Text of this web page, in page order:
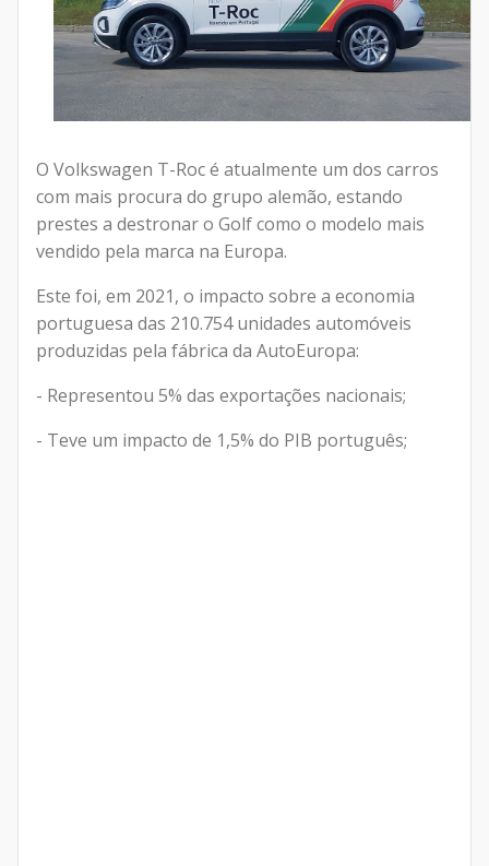
O Volkswagen T-Roc é atualmente um dos carros
com mais procura do grupo alemão, estando
prestes a destronar o Golf como o modelo mais
vendido pela marca na Europa.
Este foi, em 2021, o impacto sobre a economia
portuguesa das 210.754 unidades automóveis
produzidas pela fábrica da AutoEuropa:
- Representou 5% das exportações nacionais;
- Teve um impacto de 1,5% do PIB português;